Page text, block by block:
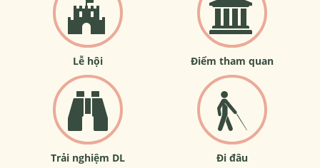
Lễ hội Điểm tham quan
Trải nghiệm DL Đi đâu